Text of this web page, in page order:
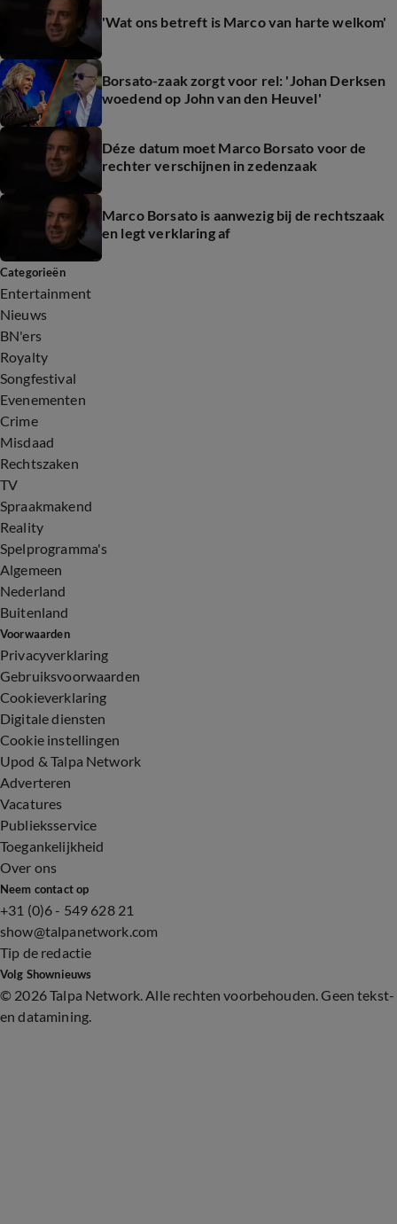
'Wat ons betreft is Marco van harte welkom'
Borsato-zaak zorgt voor rel: 'Johan Derksen
woedend op John van den Heuvel'
Déze datum moet Marco Borsato voor de
rechter verschijnen in zedenzaak
Marco Borsato is aanwezig bij de rechtszaak
en legt verklaring af
Categorieën
Entertainment
Nieuws
BN'ers
Royalty
Songfestival
Evenementen
Crime
Misdaad
Rechtszaken
TV
Spraakmakend
Reality
Spelprogramma's
Algemeen
Nederland
Buitenland
Voorwaarden
Privacyverklaring
Gebruiksvoorwaarden
Cookieverklaring
Digitale diensten
Cookie instellingen
Upod & Talpa Network
Adverteren
Vacatures
Publieksservice
Toegankelijkheid
Over ons
Neem contact op
+31 (0)6 - 549 628 21
show@talpanetwork.com
Tip de redactie
Volg Shownieuws
© 2026 Talpa Network. Alle rechten voorbehouden. Geen tekst-
en datamining.